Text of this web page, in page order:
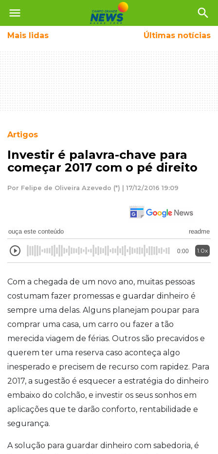
menu search
Mais lidas Últimas notícias
Artigos
Investir é palavra-chave para
começar 2017 com o pé direito
Por Felipe de Oliveira Azevedo (*) | 17/12/2016 19:09
ouça este conteúdo readme
0:00 1.0x
Com a chegada de um novo ano, muitas pessoas
costumam fazer promessas e guardar dinheiro é
sempre uma delas. Alguns planejam poupar para
comprar uma casa, um carro ou fazer a tão
merecida viagem de férias. Outros são precavidos e
querem ter uma reserva caso aconteça algo
inesperado e precisem de recurso com rapidez. Para
2017, a sugestão é esquecer a estratégia do dinheiro
embaixo do colchão, e investir os seus sonhos em
aplicações que te darão conforto, rentabilidade e
segurança.
A solução para guardar dinheiro com sabedoria, é